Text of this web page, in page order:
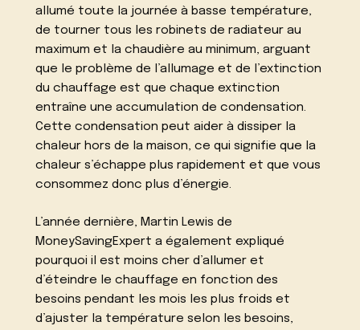
allumé toute la journée à basse température,
de tourner tous les robinets de radiateur au
maximum et la chaudière au minimum, arguant
que le problème de l’allumage et de l’extinction
du chauffage est que chaque extinction
entraîne une accumulation de condensation.
Cette condensation peut aider à dissiper la
chaleur hors de la maison, ce qui signifie que la
chaleur s’échappe plus rapidement et que vous
consommez donc plus d’énergie.
L’année dernière, Martin Lewis de
MoneySavingExpert a également expliqué
pourquoi il est moins cher d’allumer et
d’éteindre le chauffage en fonction des
besoins pendant les mois les plus froids et
d’ajuster la température selon les besoins,